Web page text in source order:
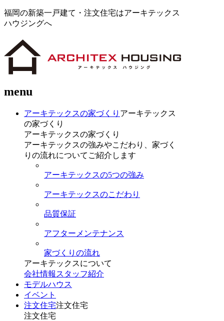
福岡の新築一戸建て・注文住宅はアーキテックス
ハウジングへ
menu
アーキテックスの家づくり アーキテックス
の家づくり
アーキテックスの家づくり
アーキテックスの強みやこだわり、家づく
りの流れについてご紹介します
アーキテックスの5つの強み
アーキテックスのこだわり
品質保証
アフターメンテナンス
家づくりの流れ
アーキテックスについて
会社情報 スタッフ紹介
モデルハウス
イベント
注文住宅注文住宅
注文住宅